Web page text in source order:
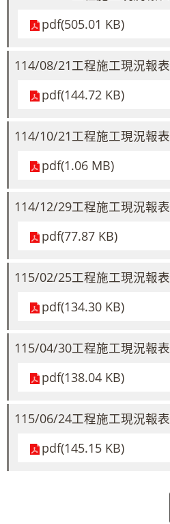
pdf(505.01 KB)
114/08/21工程施工現況報表
pdf(144.72 KB)
114/10/21工程施工現況報表
pdf(1.06 MB)
114/12/29工程施工現況報表
pdf(77.87 KB)
115/02/25工程施工現況報表
pdf(134.30 KB)
115/04/30工程施工現況報表
pdf(138.04 KB)
115/06/24工程施工現況報表
pdf(145.15 KB)